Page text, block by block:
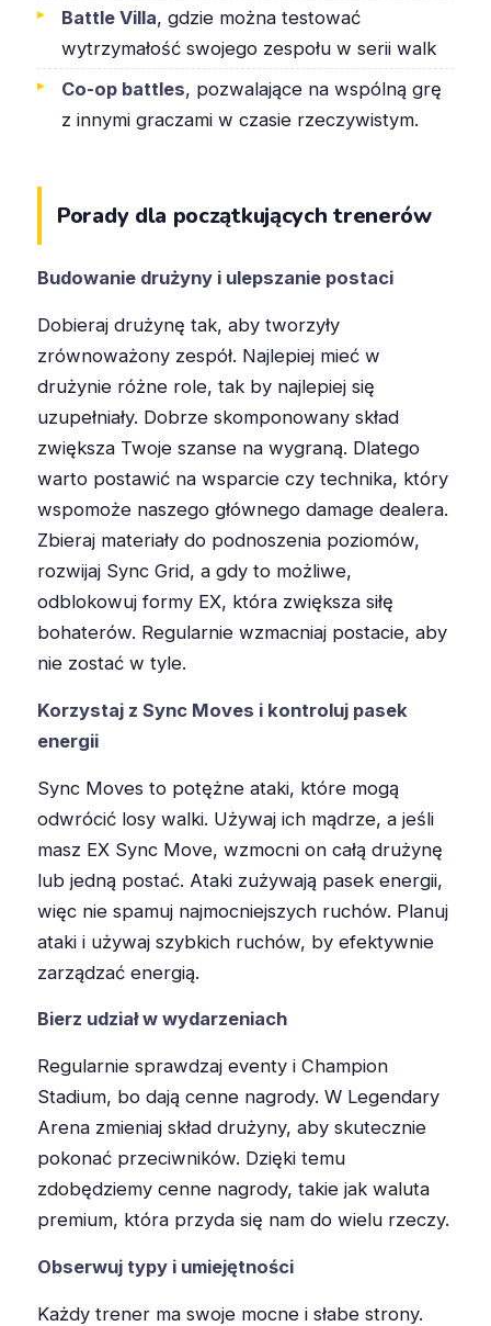
Battle Villa, gdzie można testować
wytrzymałość swojego zespołu w serii walk
Co-op battles, pozwalające na wspólną grę
z innymi graczami w czasie rzeczywistym.
Porady dla początkujących trenerów
Budowanie drużyny i ulepszanie postaci
Dobieraj drużynę tak, aby tworzyły
zrównoważony zespół. Najlepiej mieć w
drużynie różne role, tak by najlepiej się
uzupełniały. Dobrze skomponowany skład
zwiększa Twoje szanse na wygraną. Dlatego
warto postawić na wsparcie czy technika, który
wspomoże naszego głównego damage dealera.
Zbieraj materiały do podnoszenia poziomów,
rozwijaj Sync Grid, a gdy to możliwe,
odblokowuj formy EX, która zwiększa siłę
bohaterów. Regularnie wzmacniaj postacie, aby
nie zostać w tyle.
Korzystaj z Sync Moves i kontroluj pasek
energii
Sync Moves to potężne ataki, które mogą
odwrócić losy walki. Używaj ich mądrze, a jeśli
masz EX Sync Move, wzmocni on całą drużynę
lub jedną postać. Ataki zużywają pasek energii,
więc nie spamuj najmocniejszych ruchów. Planuj
ataki i używaj szybkich ruchów, by efektywnie
zarządzać energią.
Bierz udział w wydarzeniach
Regularnie sprawdzaj eventy i Champion
Stadium, bo dają cenne nagrody. W Legendary
Arena zmieniaj skład drużyny, aby skutecznie
pokonać przeciwników. Dzięki temu
zdobędziemy cenne nagrody, takie jak waluta
premium, która przyda się nam do wielu rzeczy.
Obserwuj typy i umiejętności
Każdy trener ma swoje mocne i słabe strony.